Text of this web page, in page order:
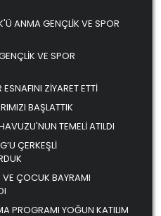
ANMA GENÇLİK VE SPOR
VE SPOR
ZİYARET ETTİ
BAŞLATTIK
TEMELİ ATILDI
ÇERKEŞLİ
VE ÇOCUK BAYRAMI
PROGRAMI YOĞUN KATILIM